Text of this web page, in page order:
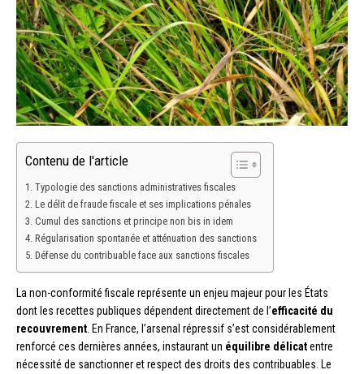
Contenu de l'article
Typologie des sanctions administratives fiscales
Le délit de fraude fiscale et ses implications pénales
Cumul des sanctions et principe non bis in idem
Régularisation spontanée et atténuation des sanctions
Défense du contribuable face aux sanctions fiscales
La non-conformité fiscale représente un enjeu majeur pour les États
dont les recettes publiques dépendent directement de l’efficacité du
recouvrement . En France, l’arsenal répressif s’est considérablement
renforcé ces dernières années, instaurant un équilibre délicatentre
nécessité de sanctionner et respect des droits des contribuables. Le